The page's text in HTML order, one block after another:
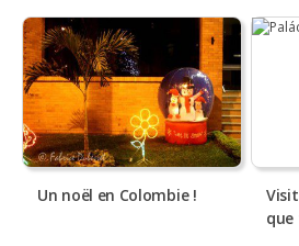
Un noël en Colombie !
que